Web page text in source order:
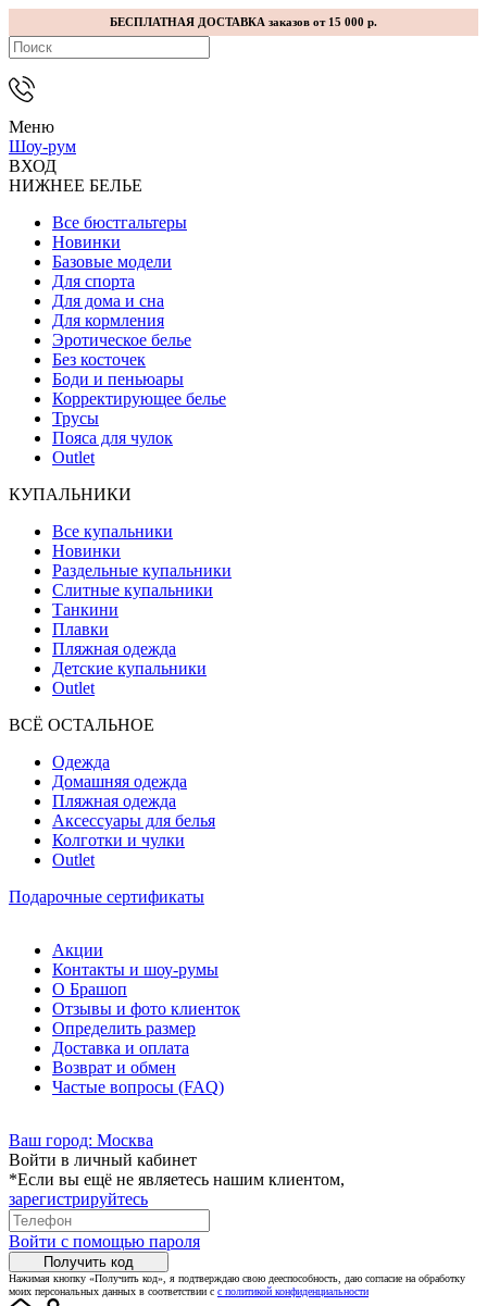
БЕСПЛАТНАЯ ДОСТАВКА заказов от 15 000 р.
Меню
Шоу-рум
ВХОД
НИЖНЕЕ БЕЛЬЕ
Все бюстгальтеры
Новинки
Базовые модели
Для спорта
Для дома и сна
Для кормления
Эротическое белье
Без косточек
Боди и пеньюары
Корректирующее белье
Трусы
Пояса для чулок
Outlet
КУПАЛЬНИКИ
Все купальники
Новинки
Раздельные купальники
Слитные купальники
Танкини
Плавки
Пляжная одежда
Детские купальники
Outlet
ВCЁ ОСТАЛЬНОЕ
Одежда
Домашняя одежда
Пляжная одежда
Аксессуары для белья
Колготки и чулки
Outlet
Подарочные сертификаты
Акции
Контакты и шоу-румы
О Брашоп
Отзывы и фото клиенток
Определить размер
Доставка и оплата
Возврат и обмен
Частые вопросы (FAQ)
Ваш город: Москва
Войти в личный кабинет
*Если вы ещё не являетесь нашим клиентом,
зарегистрируйтесь
Войти с помощью пароля
Получить код
Нажимая кнопку «Получить код», я подтверждаю свою дееспособность, даю согласие на обработку
моих персональных данных в соответствии с с политикой конфиденциальности